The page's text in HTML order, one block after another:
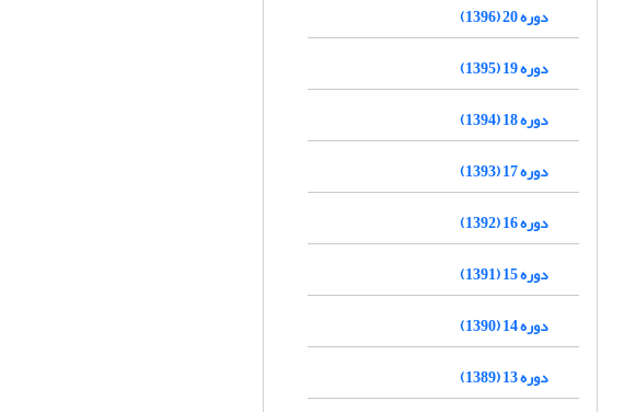
دوره 20 (1396)
دوره 19 (1395)
دوره 18 (1394)
دوره 17 (1393)
دوره 16 (1392)
دوره 15 (1391)
دوره 14 (1390)
دوره 13 (1389)